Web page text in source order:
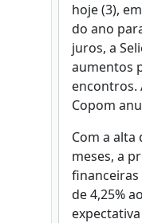
hoje (3),
do ano
juros, a
aumentos
encontros.
Copom
Com a alta
meses, a
financeiras
de 4,25%